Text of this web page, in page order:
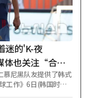
迷的'K-夜
也关注“合理
慕尼黑队友提供了韩式
工作》6日(韩国时间)